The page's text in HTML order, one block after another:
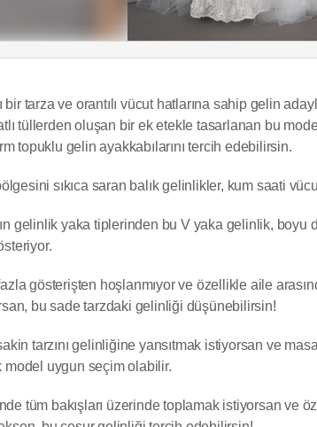
bir tarza ve orantılı vücut hatlarına sahip gelin
tüllerden oluşan bir ek etekle tasarlanan bu
topuklu gelin ayakkabılarını tercih edebilirsin.
sıkıca saran balık gelinlikler, kum saati
gelinlik yaka tiplerinden bu V yaka gelinlik,
gösterişten hoşlanmıyor ve özellikle aile
bu sade tarzdaki gelinliği düşünebilirsin!
tarzını gelinliğine yansıtmak istiyorsan ve
model uygun seçim olabilir.
tüm bakışları üzerinde toplamak istiyorsan ve